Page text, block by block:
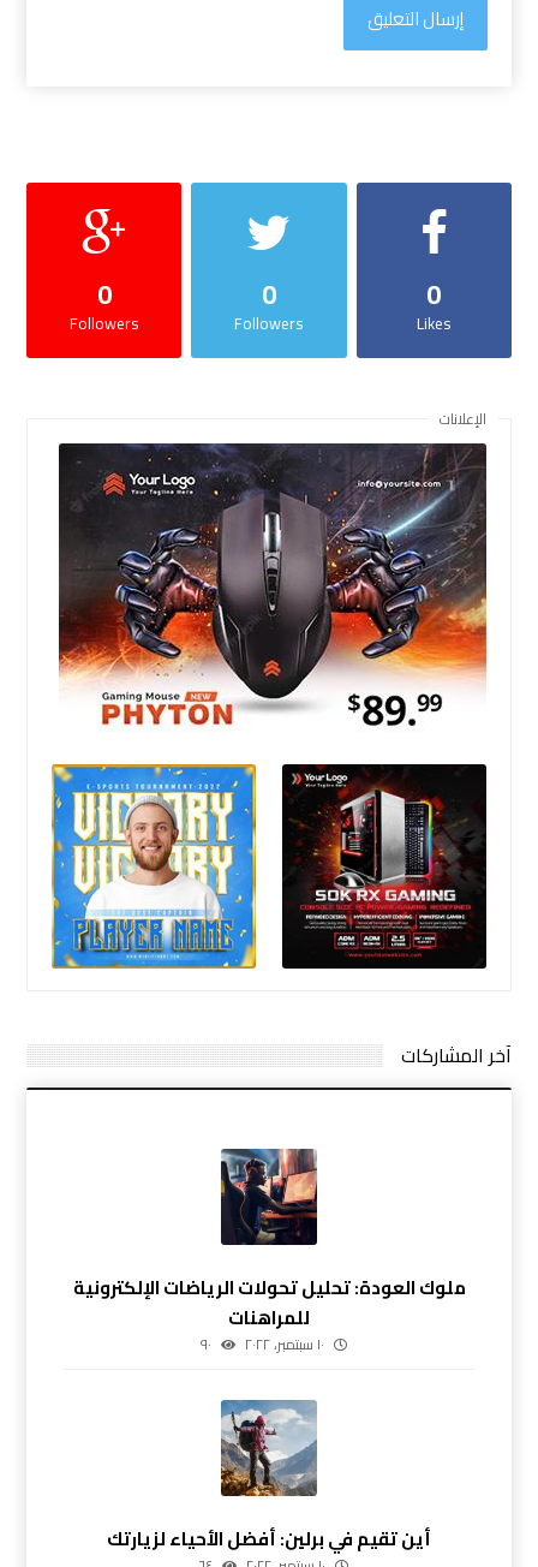
إرسال التعليق
0
Likes
0
Followers
0
Followers
الإعلانات
آخر المشاركات
ملوك العودة: تحليل تحولات الرياضات الإلكترونية
للمراهنات
١٠ سبتمبر، ٢٠٢٢ ٩٠
أين تقيم في برلين: أفضل الأحياء لزيارتك